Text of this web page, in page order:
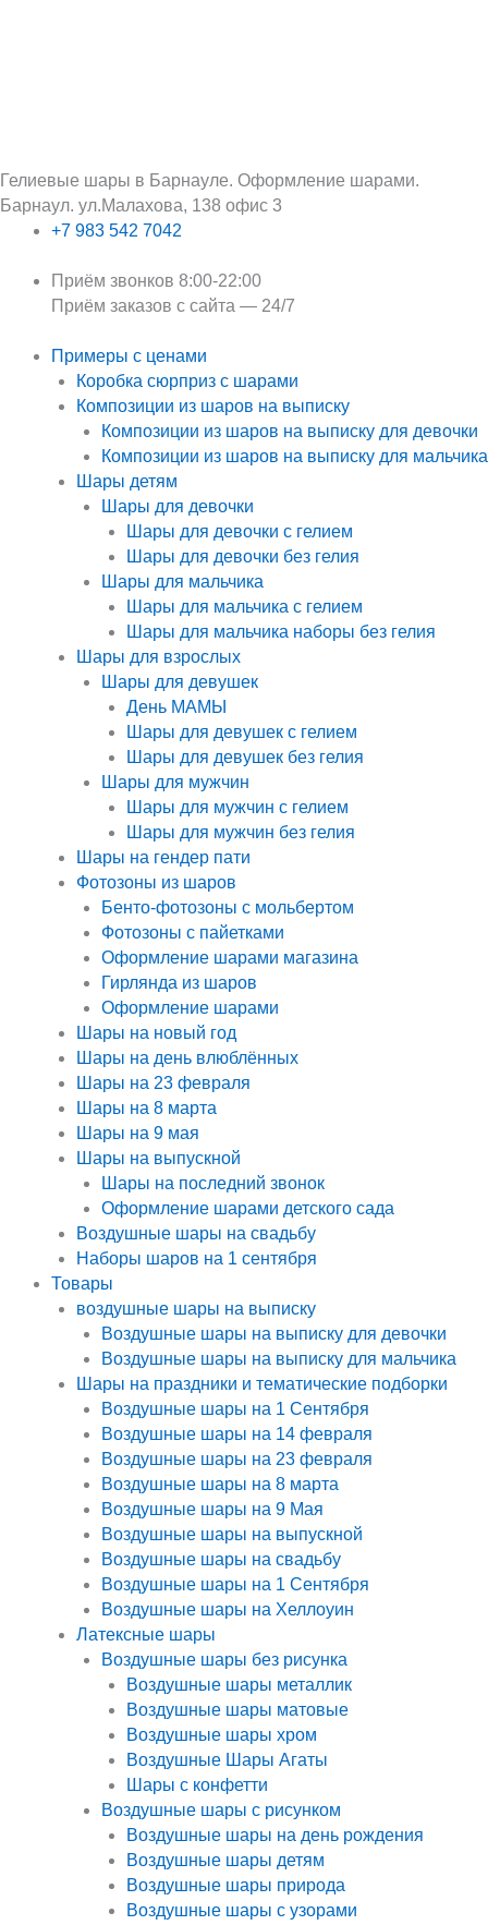
Гелиевые шары в Барнауле. Оформление шарами.
Барнаул. ул.Малахова, 138 офис 3
+7 983 542 7042
Приём звонков 8:00-22:00
Приём заказов с сайта — 24/7
Примеры с ценами
Коробка сюрприз с шарами
Композиции из шаров на выписку
Композиции из шаров на выписку для девочки
Композиции из шаров на выписку для мальчика
Шары детям
Шары для девочки
Шары для девочки с гелием
Шары для девочки без гелия
Шары для мальчика
Шары для мальчика с гелием
Шары для мальчика наборы без гелия
Шары для взрослых
Шары для девушек
День МАМЫ
Шары для девушек с гелием
Шары для девушек без гелия
Шары для мужчин
Шары для мужчин с гелием
Шары для мужчин без гелия
Шары на гендер пати
Фотозоны из шаров
Бенто-фотозоны с мольбертом
Фотозоны с пайетками
Оформление шарами магазина
Гирлянда из шаров
Оформление шарами
Шары на новый год
Шары на день влюблённых
Шары на 23 февраля
Шары на 8 марта
Шары на 9 мая
Шары на выпускной
Шары на последний звонок
Оформление шарами детского сада
Воздушные шары на свадьбу
Наборы шаров на 1 сентября
Товары
воздушные шары на выписку
Воздушные шары на выписку для девочки
Воздушные шары на выписку для мальчика
Шары на праздники и тематические подборки
Воздушные шары на 1 Сентября
Воздушные шары на 14 февраля
Воздушные шары на 23 февраля
Воздушные шары на 8 марта
Воздушные шары на 9 Мая
Воздушные шары на выпускной
Воздушные шары на свадьбу
Воздушные шары на 1 Сентября
Воздушные шары на Хеллоуин
Латексные шары
Воздушные шары без рисунка
Воздушные шары металлик
Воздушные шары матовые
Воздушные шары хром
Воздушные Шары Агаты
Шары с конфетти
Воздушные шары с рисунком
Воздушные шары на день рождения
Воздушные шары детям
Воздушные шары природа
Воздушные шары с узорами